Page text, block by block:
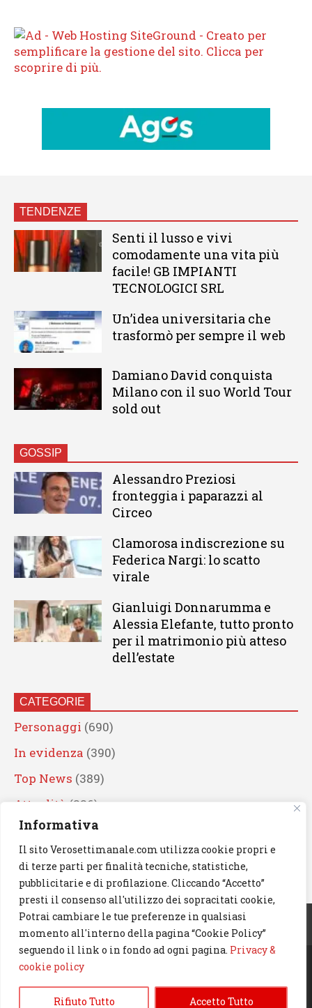
Informativa
Il sito Verosettimanale.com utilizza cookie propri e
di terze parti per finalità tecniche, statistiche,
pubblicitarie e di profilazione. Cliccando “Accetto”
presti il consenso all'utilizzo dei sopracitati cookie,
Potrai cambiare le tue preferenze in qualsiasi
momento all'interno della pagina “Cookie Policy”
seguendo il link o in fondo ad ogni pagina. Privacy &
cookie policy
Rifiuto Tutto Accetto Tutto
TENDENZE
Senti il lusso e vivi
comodamente una vita più
facile! GB IMPIANTI
TECNOLOGICI SRL
Un’idea universitaria che
trasformò per sempre il web
Damiano David conquista
Milano con il suo World Tour
sold out
GOSSIP
Alessandro Preziosi
fronteggia i paparazzi al
Circeo
Clamorosa indiscrezione su
Federica Nargi: lo scatto
virale
Gianluigi Donnarumma e
Alessia Elefante, tutto pronto
per il matrimonio più atteso
dell’estate
CATEGORIE
Personaggi (690)
In evidenza (390)
Top News (389)
Attualità (336)
Eventi(330)
Artisti (241)
News(239)
Cerca
© 2023 Verosettimanale.com. All rights reserved.